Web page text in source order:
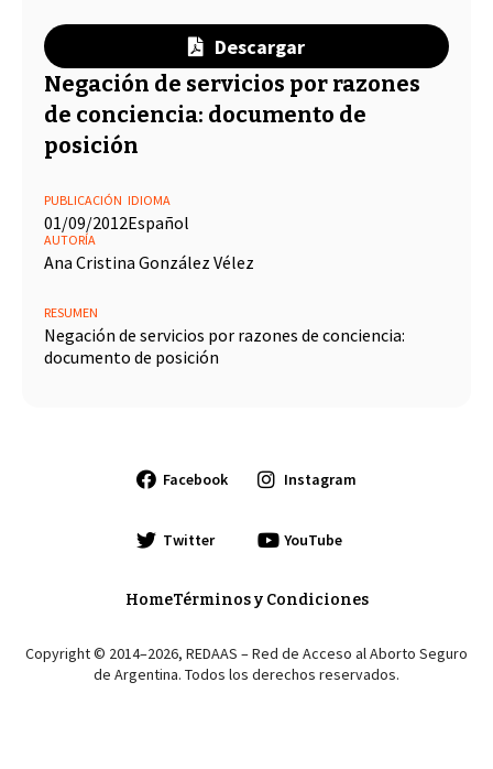
Descargar
Negación de servicios por razones
de conciencia: documento de
posición
PUBLICACIÓN
01/09/2012
IDIOMA
Español
AUTORÍA
Ana Cristina González Vélez
RESUMEN
Negación de servicios por razones de conciencia:
documento de posición
Facebook Instagram
Twitter YouTube
HomeTérminos y Condiciones
Copyright © 2014–2026, REDAAS – Red de Acceso al Aborto Seguro
de Argentina. Todos los derechos reservados.